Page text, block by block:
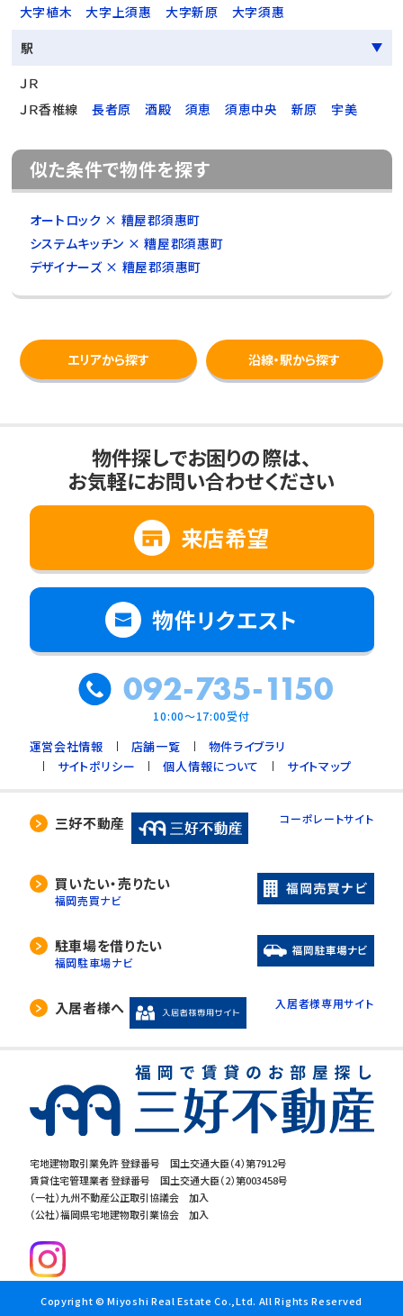
大字植木
大字上須惠 大字新原
大字須惠
駅
ＪＲ
ＪＲ香椎線
長者原 酒殿 須恵 須恵中央 新原 宇美
似た条件で物件を探す
オートロック × 糟屋郡須惠町
システムキッチン × 糟屋郡須惠町
デザイナーズ × 糟屋郡須惠町
エリアから探す 沿線・駅から探す
宅地建物取引業免許 登録番号 国土交通大臣（4）第7912号
賃貸住宅管理業者 登録番号 国土交通大臣（2）第003458号
（一社）九州不動産公正取引協議会 加入
（公社）福岡県宅地建物取引業協会 加入
物件探しでお困りの際は、
お気軽にお問い合わせください
来店希望
物件リクエスト
092-735-1150
10:00～17:00受付
運営会社情報 店舗一覧
物件ライブラリ
サイトポリシー
個人情報について サイトマップ
三好不動産 コーポレートサイト
買いたい・売りたい
福岡売買ナビ
駐車場を借りたい
福岡駐車場ナビ
入居者様へ 入居者様専用サイト
Copyright © Miyoshi Real Estate Co.,Ltd. All Rights Reserved